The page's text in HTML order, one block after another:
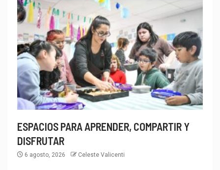
ESPACIOS PARA APRENDER, COMPARTIR Y
DISFRUTAR
6 agosto, 2026 Celeste Valicenti